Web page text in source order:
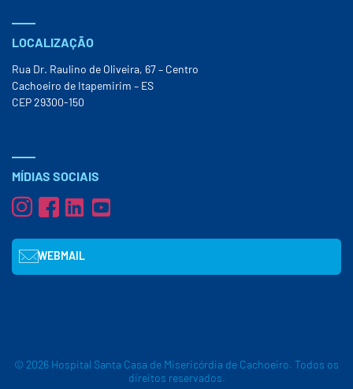
LOCALIZAÇÃO
Rua Dr. Raulino de Oliveira, 67 – Centro
Cachoeiro de Itapemirim – ES
CEP 29300-150
MÍDIAS SOCIAIS
WEBMAIL
© 2026 Hospital Santa Casa de Misericórdia de Cachoeiro. Todos os
direitos reservados.